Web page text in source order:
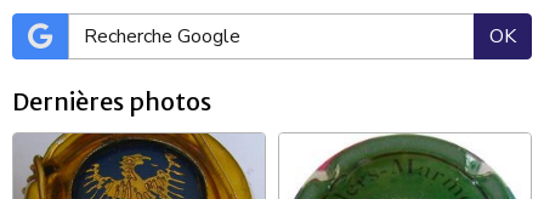
OK
Dernières photos